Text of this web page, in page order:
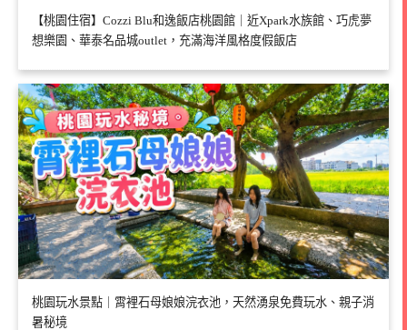
【桃園住宿】Cozzi Blu和逸飯店桃園館｜近Xpark水族館、巧虎夢
想樂園、華泰名品城outlet，充滿海洋風格度假飯店
桃園玩水景點｜霄裡石母娘娘浣衣池，天然湧泉免費玩水、親子消
暑秘境